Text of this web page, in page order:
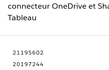
connecteur OneDrive et
Tableau
21195602
20197244